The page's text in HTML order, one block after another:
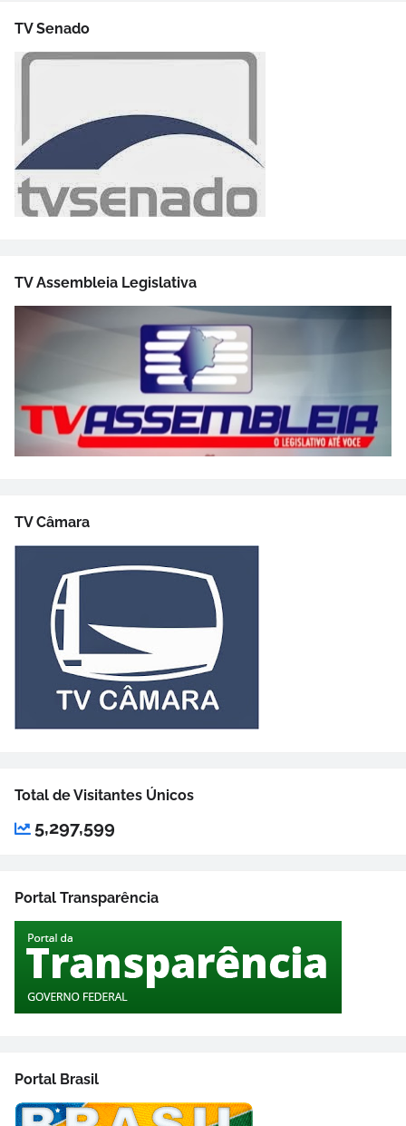
TV Senado
TV Assembleia Legislativa
TV Câmara
Total de Visitantes Únicos
5,297,599
Portal Transparência
Portal Brasil